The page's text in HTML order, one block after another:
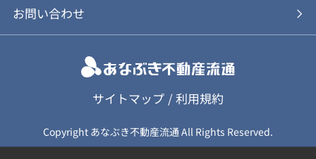
スタッフ紹介
個人情報保護方針
カスタマーハラスメント基本方針
保険募集（勧誘）方針
新卒採用について
キャリア採用について
応募に関する個人情報取扱について
お問い合わせ
サイトマップ /利用規約
Copyright あなぶき不動産流通 All Rights Reserved.